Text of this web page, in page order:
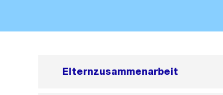
Elternzusammenarbeit